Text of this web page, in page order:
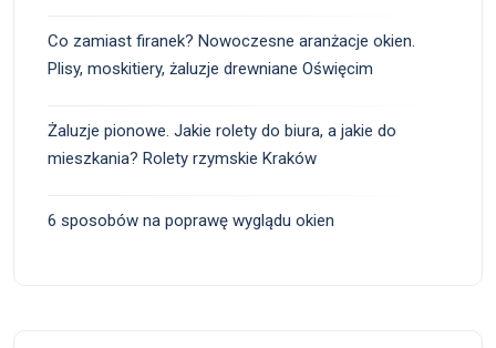
Co zamiast firanek? Nowoczesne aranżacje okien.
Plisy, moskitiery, żaluzje drewniane Oświęcim
Żaluzje pionowe. Jakie rolety do biura, a jakie do
mieszkania? Rolety rzymskie Kraków
6 sposobów na poprawę wyglądu okien